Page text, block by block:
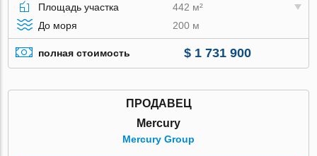
Площадь участка
442 м²
До моря
200 м
полная стоимость $ 1 731 900
ПРОДАВЕЦ
Mercury
Mercury Group